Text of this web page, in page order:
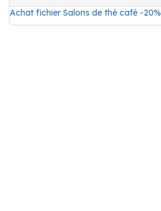
Achat fichier Salons de thé café -20%